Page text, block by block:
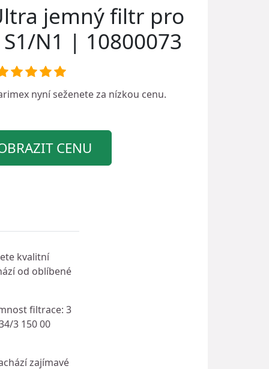
jemný filtr pro
N1 | 10800073
nyní seženete za nízkou cenu.
CENU
kvalitní
od oblíbené
filtrace: 3
3 150 00
zajímavé